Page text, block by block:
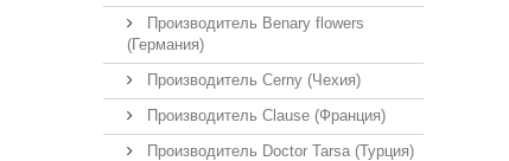
Производитель Benary flowers
(Германия)
Производитель Cerny (Чехия)
Производитель Clause (Франция)
Производитель Doctor Tarsa (Турция)